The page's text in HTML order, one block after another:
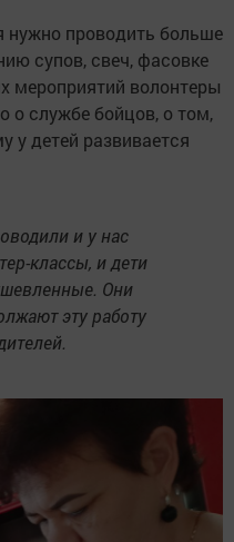
нужно проводить больше
супов, свеч, фасовке
мероприятий волонтеры
о службе бойцов, о том,
у детей развивается
и у нас
классы, и дети
Они
эту работу